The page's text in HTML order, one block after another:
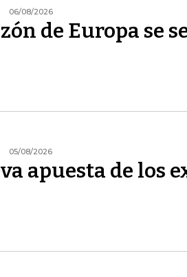
06/08/2026
de Europa se
05/08/2026
apuesta de los